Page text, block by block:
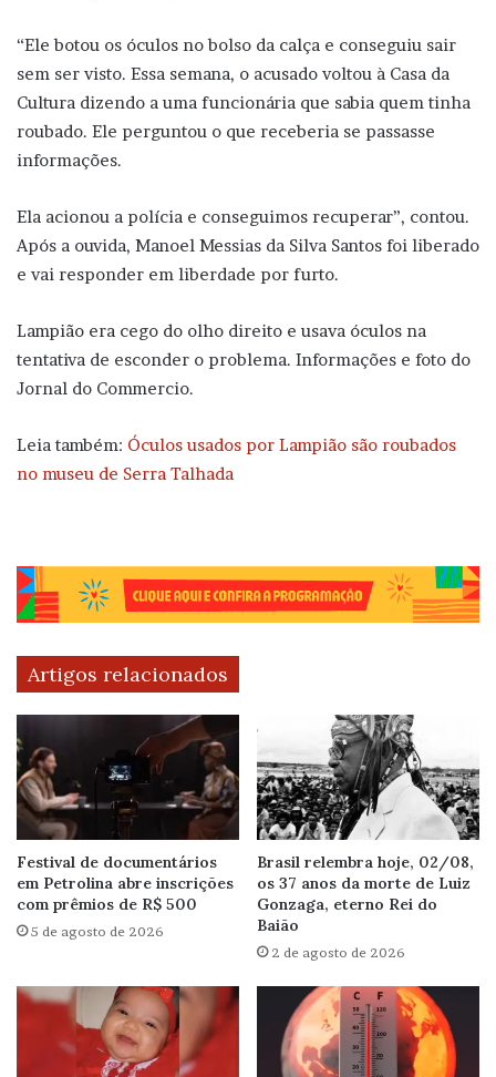
“Ele botou os óculos no bolso da calça e conseguiu sair
sem ser visto. Essa semana, o acusado voltou à Casa da
Cultura dizendo a uma funcionária que sabia quem tinha
roubado. Ele perguntou o que receberia se passasse
informações.
Ela acionou a polícia e conseguimos recuperar”, contou.
Após a ouvida, Manoel Messias da Silva Santos foi liberado
e vai responder em liberdade por furto.
Lampião era cego do olho direito e usava óculos na
tentativa de esconder o problema. Informações e foto do
Jornal do Commercio.
Leia também: Óculos usados por Lampião são roubados
no museu de Serra Talhada
Artigos relacionados
Festival de documentários
em Petrolina abre inscrições
com prêmios de R$ 500
5 de agosto de 2026
Brasil relembra hoje, 02/08,
os 37 anos da morte de Luiz
Gonzaga, eterno Rei do
Baião
2 de agosto de 2026